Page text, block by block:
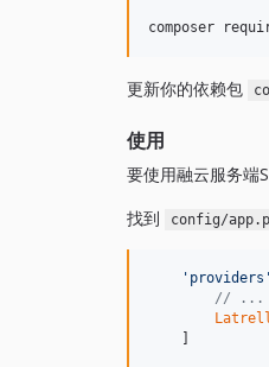
更新你的依赖包
使用
要使用融云服务端
找到
config/
' providers '
// ...